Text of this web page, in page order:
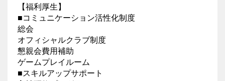
【福利厚生】
■コミュニケーション活性化制度
総会
オフィシャルクラブ制度
懇親会費用補助
ゲームプレイルーム
■スキルアップサポート